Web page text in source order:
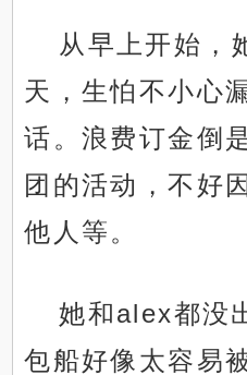
从早上开始，
天，生怕不小心
话。浪费订金倒
团的活动，不好
他人等。
她和alex都没
包船好像太容易